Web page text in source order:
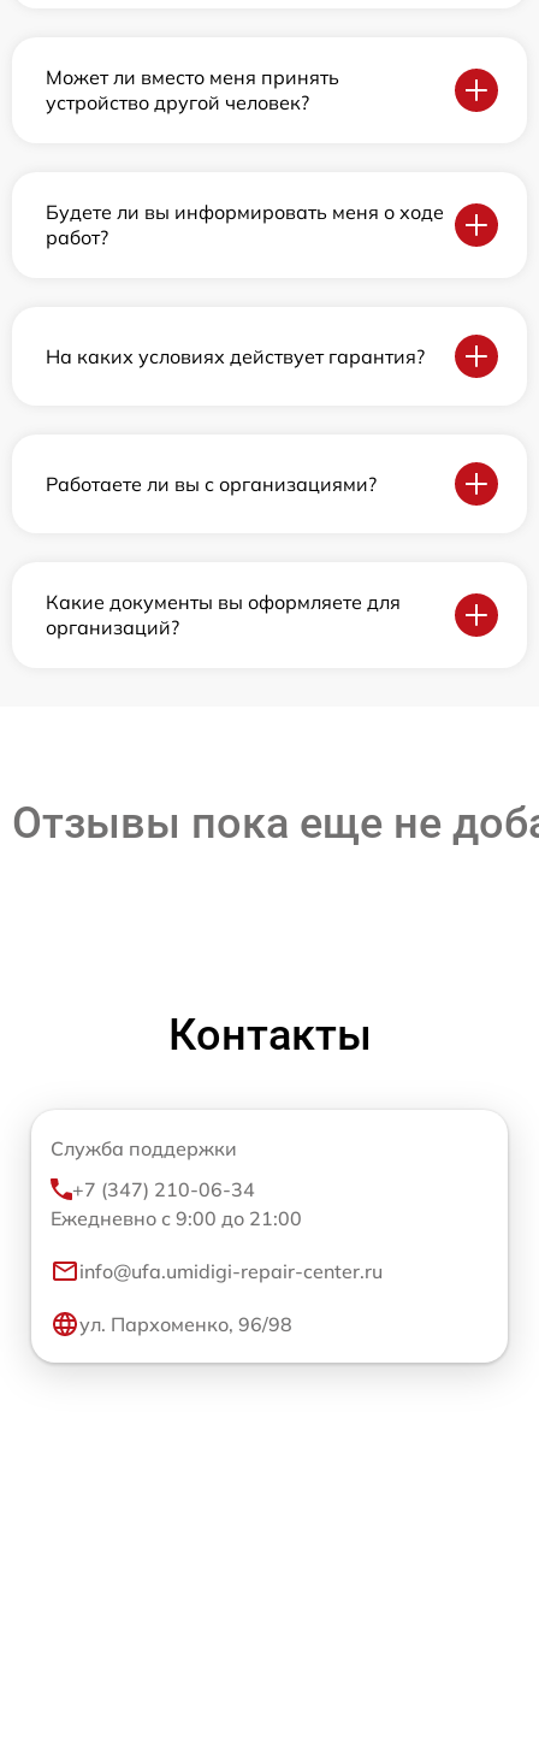
Может ли вместо меня принять
устройство другой человек?
Будете ли вы информировать меня о ходе
работ?
На каких условиях действует гарантия?
Работаете ли вы с организациями?
Какие документы вы оформляете для
организаций?
Отзывы пока еще не
Контакты
Служба поддержки
+7 (347) 210-06-34
Ежедневно с 9:00 до 21:00
info@ufa.umidigi-repair-center.ru
ул. Пархоменко, 96/98